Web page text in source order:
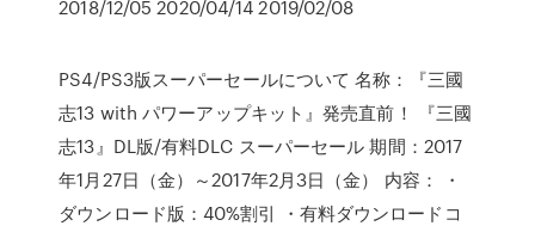
2018/12/05 2020/04/14 2019/02/08
PS4/PS3版スーパーセールについて 名称：『三國
志13 with パワーアップキット』発売直前！ 『三國
志13』DL版/有料DLC スーパーセール 期間：2017
年1月27日（金）～2017年2月3日（金） 内容： ・
ダウンロード版：40%割引 ・有料ダウンロードコ